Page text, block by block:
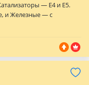
— Е4 и Е5.
и Железные — с
Палладий, Родий,
и Магистральные
1-2 Модульные.
решение для